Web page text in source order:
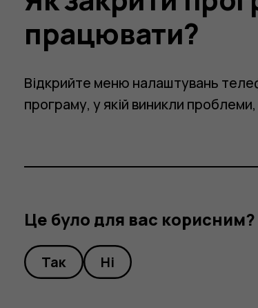
працювати?
Відкрийте меню налаштувань
програму, у якій виникли
Це було для вас корисним?
Так Ні